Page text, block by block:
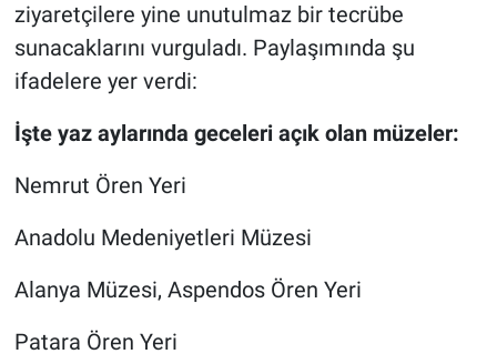
ziyaretçilere yine unutulmaz bir tecrübe
sunacaklarını vurguladı. Paylaşımında şu
ifadelere yer verdi:
İşte yaz aylarında geceleri açık olan müzeler:
Nemrut Ören Yeri
Anadolu Medeniyetleri Müzesi
Alanya Müzesi, Aspendos Ören Yeri
Patara Ören Yeri